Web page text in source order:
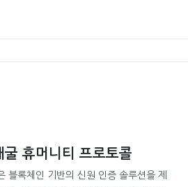
굴 휴머니티 프로토콜
블록체인 기반의 신원 인증 솔루션을 제